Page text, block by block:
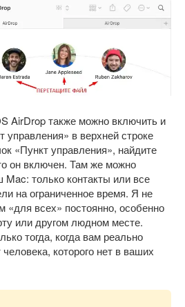
AirDrop также можно включить и
управления» в верхней строке
«Пункт управления», найдите
он включен. Там же можно
только контакты или все
на ограниченное время. Я не
«для всех» постоянно, особенно
или другом людном месте.
тогда, когда вам реально
которого нет в ваших